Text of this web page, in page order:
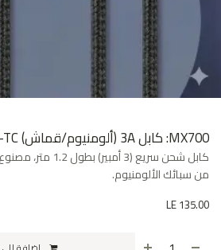
MX700: كابل 3A (ألومنيوم/قماش) TC-TC
كابل شحن سريع (3
من سبائك الألومنيوم.
135.00